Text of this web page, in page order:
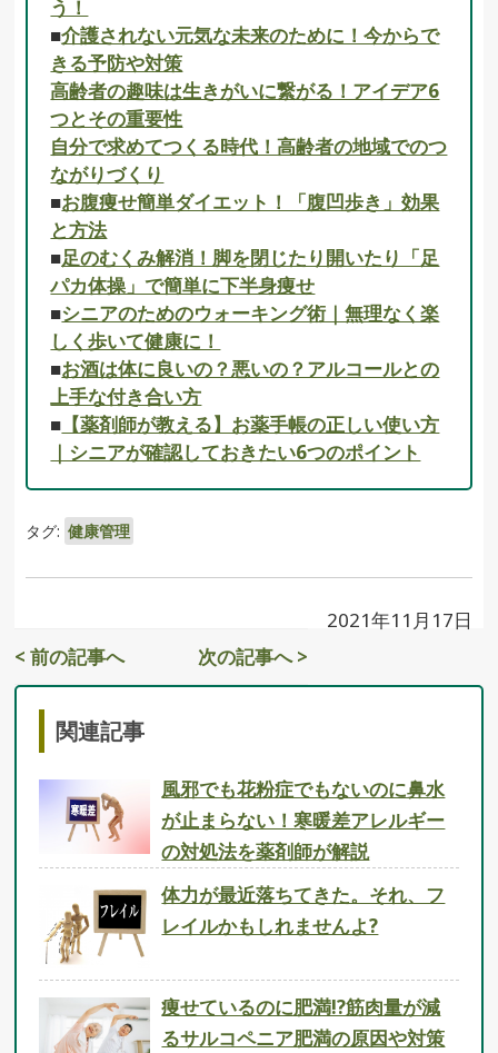
う！
■介護されない元気な未来のために！今からで
きる予防や対策
高齢者の趣味は生きがいに繋がる！アイデア6
つとその重要性
自分で求めてつくる時代！高齢者の地域でのつ
ながりづくり
■お腹痩せ簡単ダイエット！「腹凹歩き」効果
と方法
■足のむくみ解消！脚を閉じたり開いたり「足
パカ体操」で簡単に下半身痩せ
■シニアのためのウォーキング術｜無理なく楽
しく歩いて健康に！
■お酒は体に良いの？悪いの？アルコールとの
上手な付き合い方
■ 【薬剤師が教える】お薬手帳の正しい使い方
｜シニアが確認しておきたい6つのポイント
タグ: 健康管理
2021年11月17日
< 前の記事へ
次の記事へ >
関連記事
風邪でも花粉症でもないのに鼻水
が止まらない！寒暖差アレルギー
の対処法を薬剤師が解説
体力が最近落ちてきた。それ、フ
レイルかもしれませんよ?
痩せているのに肥満!?筋肉量が減
るサルコペニア肥満の原因や対策